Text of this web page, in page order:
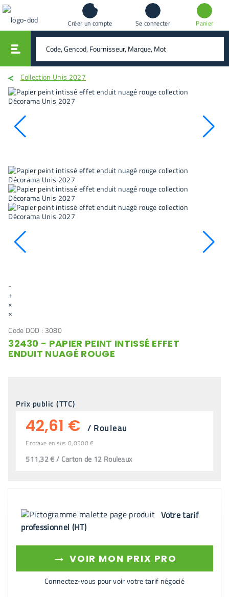
Créer un compte Se connecter Panier
rechercher
Collection Unis 2027
-
+
×
×
Code DOD : 3080
32430 - PAPIER PEINT INTISSÉ EFFET
ENDUIT NUAGÉ ROUGE
Prix public (TTC)
42,61 € / Rouleau
Ecotaxe en sus 0,0500 €
511,32 € / Carton de 12 Rouleaux
Votre tarif
professionnel (HT)
→ VOIR MON PRIX PRO
Connectez-vous pour voir votre tarif négocié